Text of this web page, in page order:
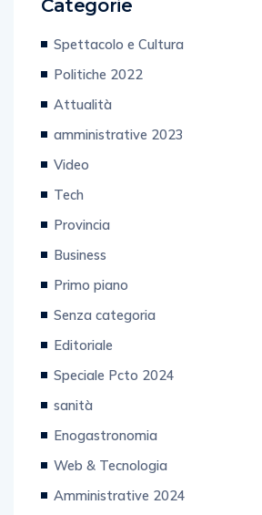
Categorie
Spettacolo e Cultura
Politiche 2022
Attualità
amministrative 2023
Video
Tech
Provincia
Business
Primo piano
Senza categoria
Editoriale
Speciale Pcto 2024
sanità
Enogastronomia
Web & Tecnologia
Amministrative 2024